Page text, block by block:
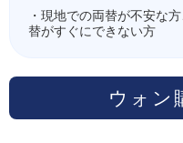
・現地での両替が不安な
替がすぐにできない方
ウォン